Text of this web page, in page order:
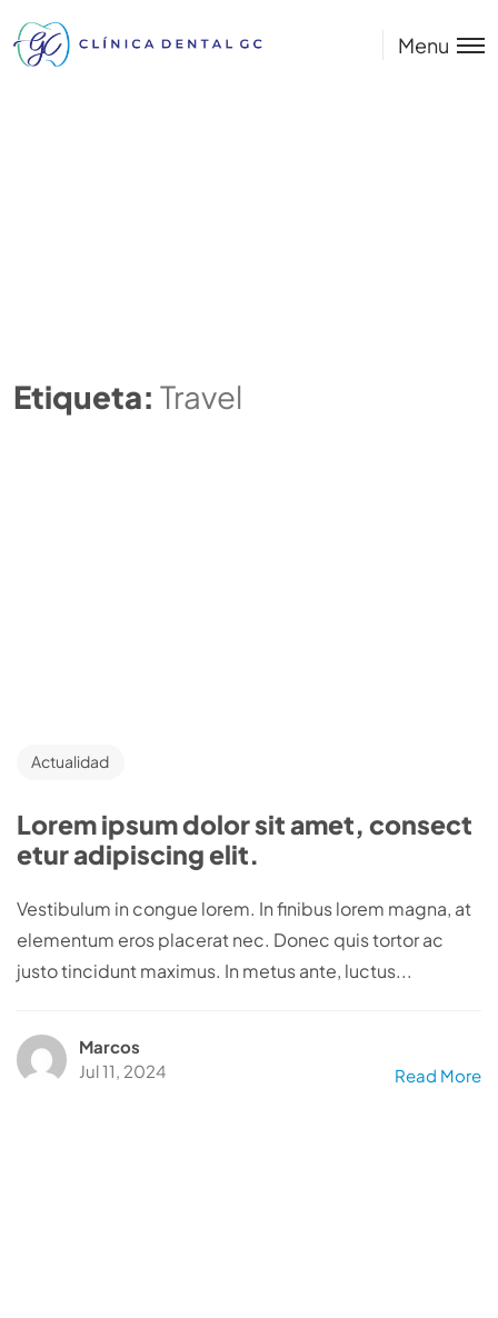
Menu
Etiqueta: Travel
Actualidad
Lorem ipsum dolor sit amet, consect
etur adipiscing elit.
Vestibulum in congue lorem. In finibus lorem magna, at
elementum eros placerat nec. Donec quis tortor ac
justo tincidunt maximus. In metus ante, luctus...
Marcos
Jul 11, 2024
Read More